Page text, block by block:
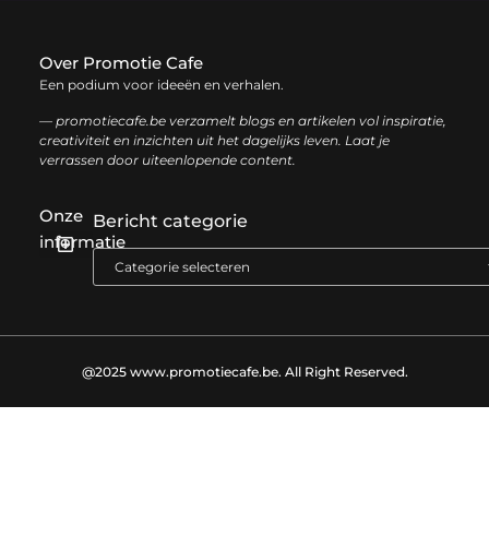
Over Promotie Cafe
Een podium voor ideeën en verhalen.
— promotiecafe.be verzamelt blogs en artikelen vol inspiratie,
creativiteit en inzichten uit het dagelijks leven. Laat je
verrassen door uiteenlopende content.
Onze
informatie
Bericht categorie
@2025 www.promotiecafe.be. All Right Reserved.​